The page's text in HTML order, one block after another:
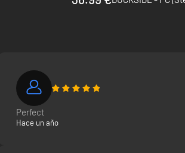
tú: sobrevivir lo suficiente para dejar marca.
Perfect
Hace un año